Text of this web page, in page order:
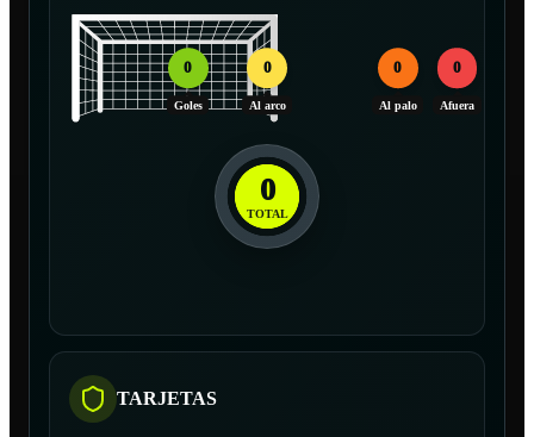
0
Goles
0
Al arco
0
Al palo
0
Afuera
0
TOTAL
TARJETAS